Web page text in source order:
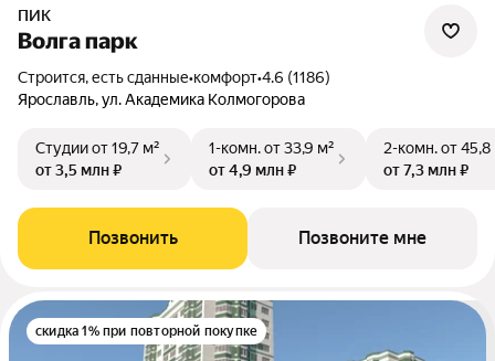
ПИК
Волга парк
Строится, есть сданные•комфорт•4.6 (1186)
Ярославль, ул. Академика Колмогорова
Студииот 19,7 м²
от 3,5 млн ₽
1-комн.от 33,9 м²
от 4,9 млн ₽
2-комн.от 45,8
от 7,3 млн ₽
Позвонить Позвоните мне
скидка 1% при повторной покупке